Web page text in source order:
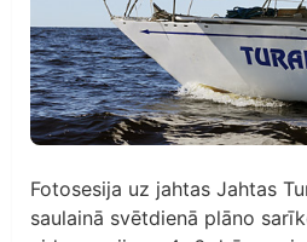
Fotosesija uz jahtas Jahtas
saulainā svētdienā plāno